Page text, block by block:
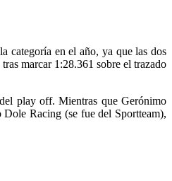
categoría en el año, ya que las dos
marcar 1:28.361 sobre el trazado
play off. Mientras que Gerónimo
Racing (se fue del Sportteam),